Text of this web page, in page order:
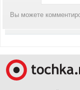
Вы можете